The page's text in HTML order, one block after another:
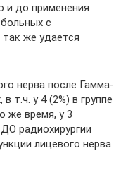
и до применения
с
же удается
нерва после Гамма-
т.ч. у 4 (2%) в группе
же время, у 3
радиохирургии
лицевого нерва